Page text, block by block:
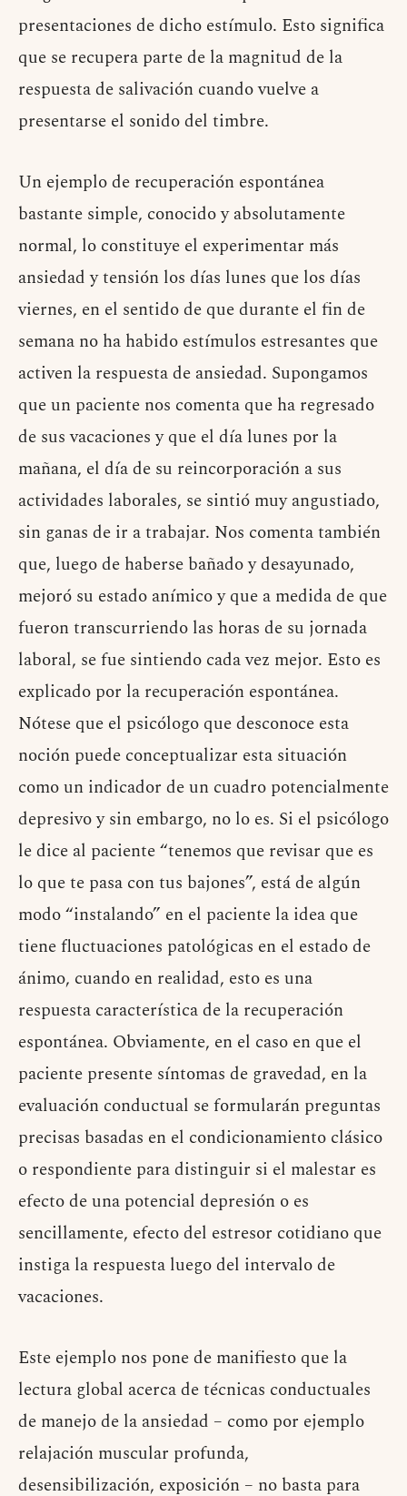
presentaciones de dicho estímulo. Esto significa
que se recupera parte de la magnitud de la
respuesta de salivación cuando vuelve a
presentarse el sonido del timbre.
Un ejemplo de recuperación espontánea
bastante simple, conocido y absolutamente
normal, lo constituye el experimentar más
ansiedad y tensión los días lunes que los días
viernes, en el sentido de que durante el fin de
semana no ha habido estímulos estresantes que
activen la respuesta de ansiedad. Supongamos
que un paciente nos comenta que ha regresado
de sus vacaciones y que el día lunes por la
mañana, el día de su reincorporación a sus
actividades laborales, se sintió muy angustiado,
sin ganas de ir a trabajar. Nos comenta también
que, luego de haberse bañado y desayunado,
mejoró su estado anímico y que a medida de que
fueron transcurriendo las horas de su jornada
laboral, se fue sintiendo cada vez mejor. Esto es
explicado por la recuperación espontánea.
Nótese que el psicólogo que desconoce esta
noción puede conceptualizar esta situación
como un indicador de un cuadro potencialmente
depresivo y sin embargo, no lo es. Si el psicólogo
le dice al paciente “tenemos que revisar que es
lo que te pasa con tus bajones”, está de algún
modo “instalando” en el paciente la idea que
tiene fluctuaciones patológicas en el estado de
ánimo, cuando en realidad, esto es una
respuesta característica de la recuperación
espontánea. Obviamente, en el caso en que el
paciente presente síntomas de gravedad, en la
evaluación conductual se formularán preguntas
precisas basadas en el condicionamiento clásico
o respondiente para distinguir si el malestar es
efecto de una potencial depresión o es
sencillamente, efecto del estresor cotidiano que
instiga la respuesta luego del intervalo de
vacaciones.
Este ejemplo nos pone de manifiesto que la
lectura global acerca de técnicas conductuales
de manejo de la ansiedad – como por ejemplo
relajación muscular profunda,
desensibilización, exposición – no basta para